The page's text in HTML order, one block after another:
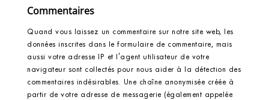
Commentaires
Quand vous laissez un commentaire sur notre site web, les
données inscrites dans le formulaire de commentaire, mais
aussi votre adresse IP et l'agent utilisateur de votre
navigateur sont collectés pour nous aider à la détection des
commentaires indésirables. Une chaîne anonymisée créée à
partir de votre adresse de messagerie (également appelée